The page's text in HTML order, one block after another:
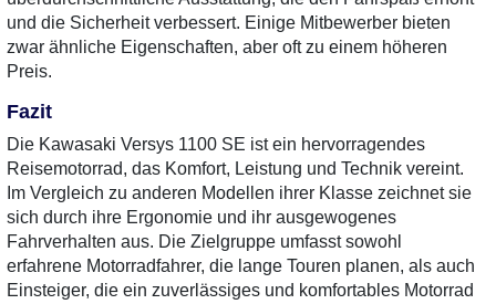
und die Sicherheit verbessert. Einige Mitbewerber bieten
zwar ähnliche Eigenschaften, aber oft zu einem höheren
Preis.
Fazit
Die Kawasaki Versys 1100 SE ist ein hervorragendes
Reisemotorrad, das Komfort, Leistung und Technik vereint.
Im Vergleich zu anderen Modellen ihrer Klasse zeichnet sie
sich durch ihre Ergonomie und ihr ausgewogenes
Fahrverhalten aus. Die Zielgruppe umfasst sowohl
erfahrene Motorradfahrer, die lange Touren planen, als auch
Einsteiger, die ein zuverlässiges und komfortables Motorrad